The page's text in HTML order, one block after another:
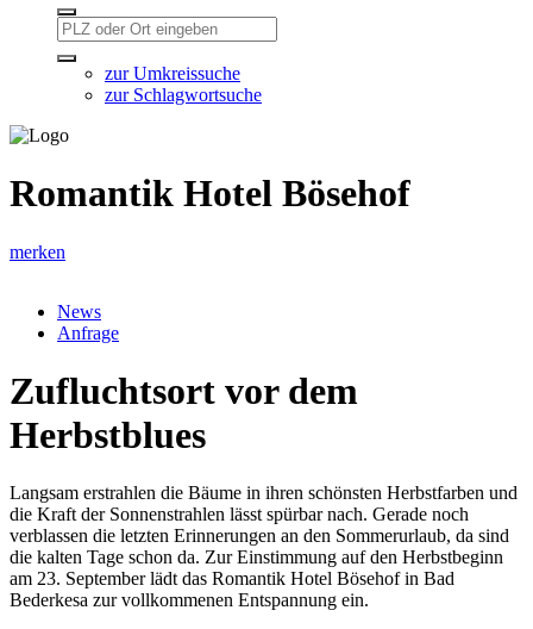
zur Umkreissuche
zur Schlagwortsuche
Romantik Hotel Bösehof
merken
News
Anfrage
Zufluchtsort vor dem
Herbstblues
Langsam erstrahlen die Bäume in ihren schönsten Herbstfarben und
die Kraft der Sonnenstrahlen lässt spürbar nach. Gerade noch
verblassen die letzten Erinnerungen an den Sommerurlaub, da sind
die kalten Tage schon da. Zur Einstimmung auf den Herbstbeginn
am 23. September lädt das Romantik Hotel Bösehof in Bad
Bederkesa zur vollkommenen Entspannung ein.